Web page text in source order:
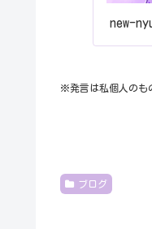
new-
※発言は私個人のも
ブログ